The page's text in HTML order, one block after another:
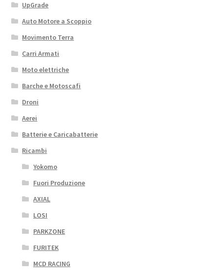
UpGrade
Auto Motore a Scoppio
Movimento Terra
Carri Armati
Moto elettriche
Barche e Motoscafi
Droni
Aerei
Batterie e Caricabatterie
Ricambi
Yokomo
Fuori Produzione
AXIAL
LOSI
PARKZONE
FURITEK
MCD RACING